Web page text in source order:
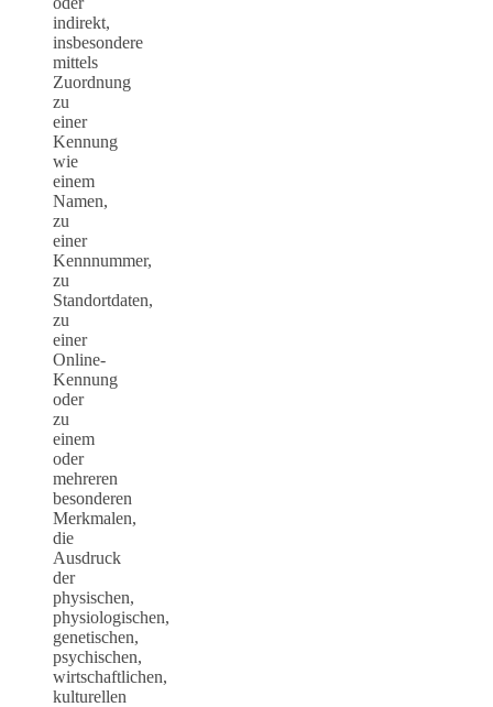
indirekt,
insbesondere
mittels
Zuordnung
zu
einer
Kennung
wie
einem
Namen,
zu
einer
Kennnummer,
zu
Standortdaten,
zu
einer
Online-
Kennung
oder
zu
einem
oder
mehreren
besonderen
Merkmalen,
die
Ausdruck
der
physischen,
physiologischen,
genetischen,
psychischen,
wirtschaftlichen,
kulturellen